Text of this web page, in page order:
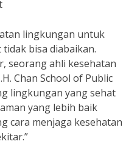
lingkungan untuk
bisa diabaikan.
seorang ahli kesehatan
Chan School of Public
lingkungan yang sehat
yang lebih baik
cara menjaga kesehatan